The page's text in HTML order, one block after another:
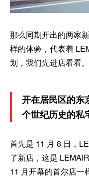
那么同期开出的两家
样的体验，代表着
划，我们先进店看看。
开在居民区的东
个世纪历史的私
首先是 11 月 8 日，
了新店，这是
11 月开幕的首尔店一